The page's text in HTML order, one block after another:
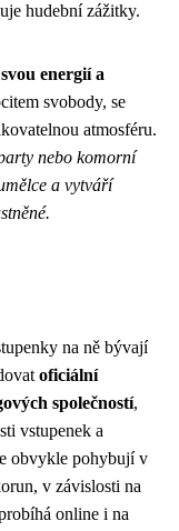
hudební zážitky.
energií a
svobody, se
atmosféru.
nebo komorní
a vytváří
na ně bývají
oficiální
společností,
vstupenek a
obvykle pohybují v
v závislosti na
online i na